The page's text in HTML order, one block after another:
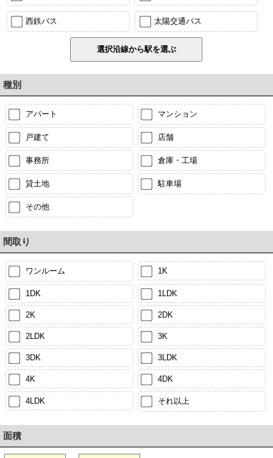
西鉄バス 太陽交通バス
種別
アパート マンション
戸建て 店舗
事務所 倉庫・工場
貸土地 駐車場
その他
間取り
ワンルーム 1K
1DK 1LDK
2K 2DK
2LDK 3K
3DK 3LDK
4K 4DK
4LDK それ以上
面積